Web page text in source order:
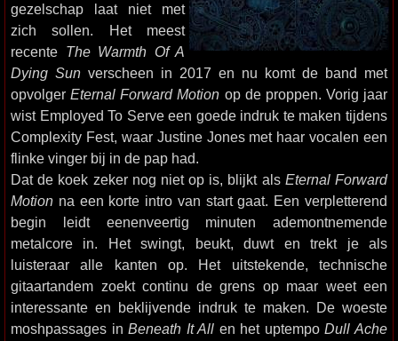
gezelschap laat niet met
zich sollen. Het meest
recente The Warmth Of A
Dying Sun verscheen in 2017 en nu komt de band met
opvolgerEternal Forward Motion op de proppen. Vorig jaar
wist Employed To Serve een goede indruk te maken tijdens
Complexity Fest, waar Justine Jones met haar vocalen een
flinke vinger bij in de pap had.
Dat de koek zeker nog niet op is, blijkt als Eternal Forward
Motion na een korte intro van start gaat. Een verpletterend
begin leidt eenenveertig minuten ademontnemende
metalcore in. Het swingt, beukt, duwt en trekt je als
luisteraar alle kanten op. Het uitstekende, technische
gitaartandem zoekt continu de grens op maar weet een
interessante en beklijvende indruk te maken. De woeste
moshpassages inBeneath It All en het uptempoDull Ache